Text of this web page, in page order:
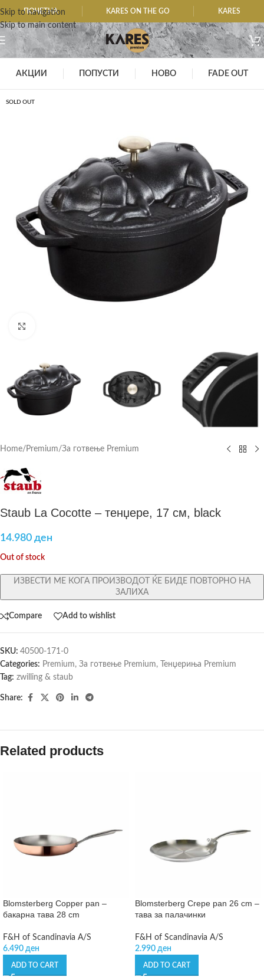
Skip to navigation
Skip to main content
ПОЧЕТНА KARES ON THE GO KARES
АКЦИИ ПОПУСТИ НОВО FADE OUT
SOLD OUT
Home/ Premium/За готвење Premium
Staub La Cocotte – тенџере, 17 см, black
14.980 ден
Out of stock
ИЗВЕСТИ МЕ КОГА ПРОИЗВОДОТ ЌЕ БИДЕ ПОВТОРНО НА
ЗАЛИХА
Compare Add to wishlist
SKU: 40500-171-0
Categories: Premium, За готвење Premium,
Тенџериња Premium
Tag: zwilling & staub
Share:
Related products
Blomsterberg Copper pan –
бакарна тава 28 cm
F&H of Scandinavia A/S
6.490 ден
ADD TO CART
Blomsterberg Crepe pan 26 cm –
тава за палачинки
F&H of Scandinavia A/S
2.990 ден
ADD TO CART